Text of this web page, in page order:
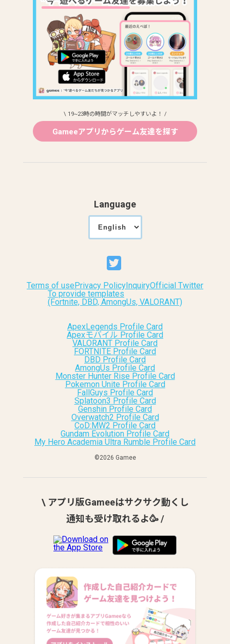
\ 19~23時の時間がマッチしやすいよ！ /
Gameeアプリからゲーム友達を探す
Language
Terms of usePrivacy Policy InquiryOfficial Twitter
To provide templates
(Fortnite, DBD, AmongUs, VALORANT)
ApexLegends Profile Card
Apexモバイル Profile Card
VALORANT Profile Card
FORTNITE Profile Card
DBD Profile Card
AmongUs Profile Card
Monster Hunter Rise Profile Card
Pokemon Unite Profile Card
FallGuys Profile Card
Splatoon3 Profile Card
Genshin Profile Card
Overwatch2 Profile Card
CoD:MW2 Profile Card
Gundam Evolution Profile Card
My Hero Academia Ultra Rumble Profile Card
©︎2026 Gamee
\ アプリ版Gameeはサクサク動くし
通知も受け取れるよ🥳 /